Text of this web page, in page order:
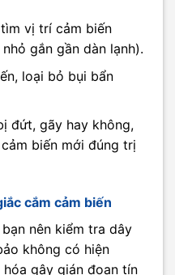
vị trí cảm biến
gắn gần dàn lạnh).
loại bỏ bụi bẩn
đứt, gãy hay không,
biến mới đúng trị
cắm cảm biến
nên kiểm tra dây
không có hiện
gây gián đoạn tín